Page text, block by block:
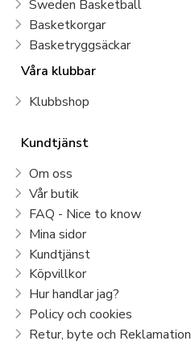
Sweden Basketball
Basketkorgar
Basketryggsäckar
Våra klubbar
Klubbshop
Kundtjänst
Om oss
Vår butik
FAQ - Nice to know
Mina sidor
Kundtjänst
Köpvillkor
Hur handlar jag?
Policy och cookies
Retur, byte och Reklamation